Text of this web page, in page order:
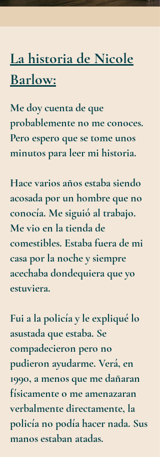
La historia de Nicole
Barlow:
Me doy cuenta de que
probablemente no me conoces.
Pero espero que se tome unos
minutos para leer mi historia.
Hace varios años estaba siendo
acosada por un hombre que no
conocía. Me siguió al trabajo.
Me vio en la tienda de
comestibles. Estaba fuera de mi
casa por la noche y siempre
acechaba dondequiera que yo
estuviera.
Fui a la policía y le expliqué lo
asustada que estaba. Se
compadecieron pero no
pudieron ayudarme. Verá, en
1990, a menos que me dañaran
físicamente o me amenazaran
verbalmente directamente, la
policía no podía hacer nada. Sus
manos estaban atadas.